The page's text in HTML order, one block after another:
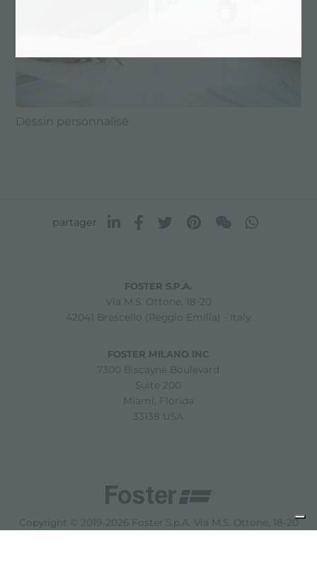
Dessin personnalisé
partager
FOSTER S.P.A.
Via M.S. Ottone, 18-20
42041 Brescello (Reggio Emilia) - Italy
FOSTER MILANO INC
7300 Biscayne Boulevard
Suite 200
Miami, Florida
33138 USA
Copyright © 2019-2026 Foster S.p.A. Via M.S. Ottone, 18-20